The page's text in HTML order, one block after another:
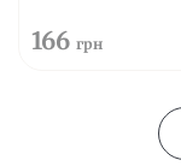
166 грн